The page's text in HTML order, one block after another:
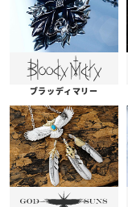
ブラッディマリー